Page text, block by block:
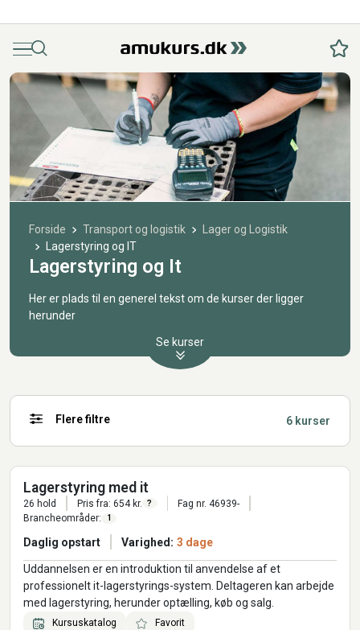
MenuSøg
Forside Transport og logistik
Lager og Logistik
Lagerstyring og IT
Lagerstyring og It
Her er plads til en generel tekst om de kurser der ligger
herunder
Se kurser
Flere filtre 6 kurser
Lagerstyring med it
26 hold Pris fra: 654 kr. ?
Fag nr. 46939-
Brancheområder:
1
Daglig opstart Varighed: 3 dage
Uddannelsen er en introduktion til anvendelse af et
professionelt it-lagerstyrings-system. Deltageren kan arbejde
med lagerstyring, herunder optælling, køb og salg.
Kursuskatalog Favorit